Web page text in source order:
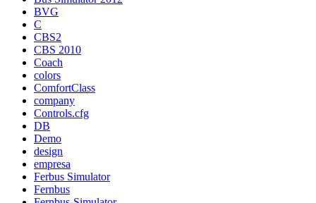
BVG
C
CBS2
CBS 2010
Coach
colors
ComfortClass
company
Controls.cfg
DB
Demo
design
empresa
Ferbus Simulator
Fernbus